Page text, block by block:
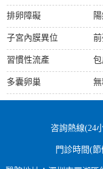
排卵障礙
子宮內膜異位
習慣性流產
多囊卵巢
咨詢熱線(24
門診時間(